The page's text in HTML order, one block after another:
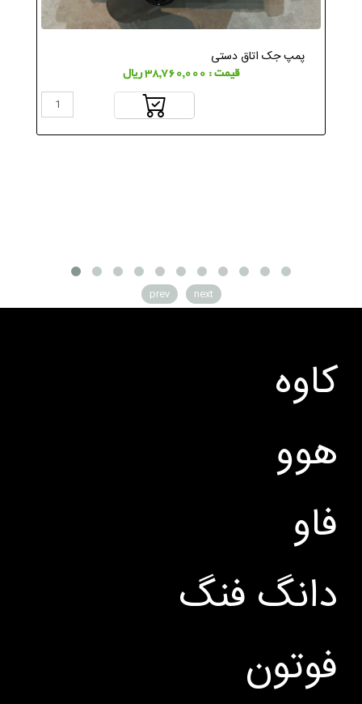
پمپ جک اتاق دستی
قیمت : 38,760,000 ریال
prev next
کاوه
هوو
فاو
دانگ فنگ
فوتون